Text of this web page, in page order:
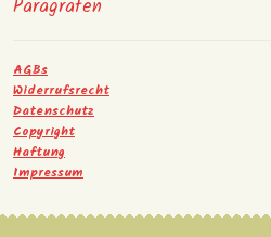
Paragrafen
AGBs
Widerrufsrecht
Datenschutz
Copyright
Haftung
Impressum